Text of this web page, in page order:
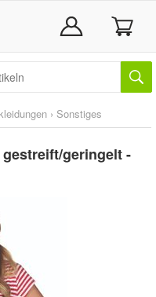
› Sonstiges
gestreift/geringelt -